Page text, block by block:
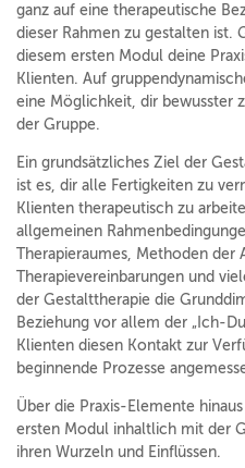
ganz auf eine therapeutische
dieser Rahmen zu gestalten ist.
diesem ersten Modul deine
Klienten. Auf
eine Möglichkeit, dir bewusster
der Gruppe.
Ein grundsätzliches Ziel der
ist es, dir alle Fertigkeiten zu
Klienten therapeutisch zu
allgemeinen
Therapieraumes, Methoden der
Therapievereinbarungen und
der Gestalttherapie die
Beziehung vor allem der „Ich-
Klienten diesen Kontakt zur
beginnende Prozesse
Über die Praxis-Elemente
ersten Modul inhaltlich mit der
ihren Wurzeln und Einflüssen.